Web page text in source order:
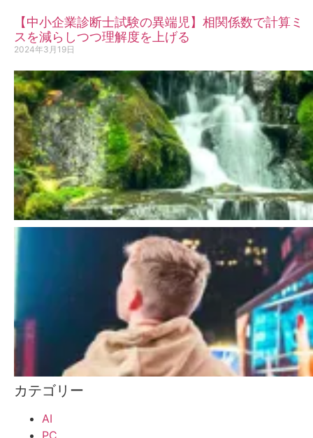
【中小企業診断士試験の異端児】相関係数で計算ミ
スを減らしつつ理解度を上げる
2024年3月19日
カテゴリー
AI